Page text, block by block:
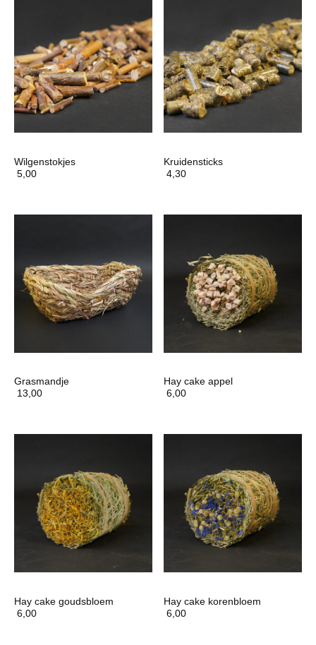
Wilgenstokjes
5,00
Kruidensticks
4,30
Grasmandje
13,00
Hay cake appel
6,00
Hay cake goudsbloem
6,00
Hay cake korenbloem
6,00